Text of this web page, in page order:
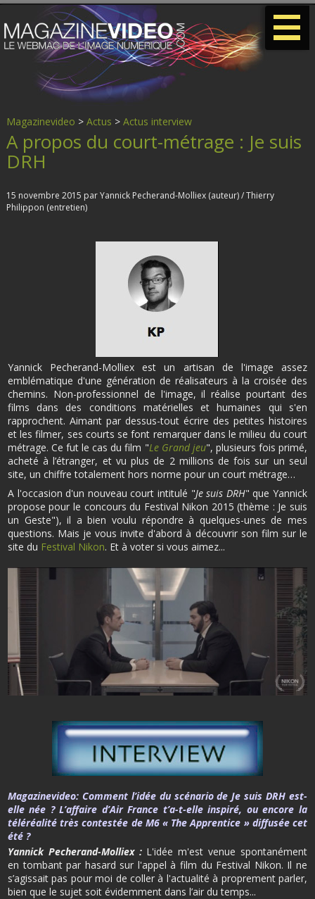
Magazinevideo > Actus > Actus interview
A propos du court-métrage : Je suis
DRH
15 novembre 2015 par Yannick Pecherand-Molliex (auteur) / Thierry
Philippon (entretien)
Yannick Pecherand-Molliex est un artisan de l'image assez
emblématique d'une génération de réalisateurs à la croisée des
chemins. Non-professionnel de l'image, il réalise pourtant des
films dans des conditions matérielles et humaines qui s'en
rapprochent. Aimant par dessus-tout écrire des petites histoires
et les filmer, ses courts se font remarquer dans le milieu du court
métrage. Ce fut le cas du film "Le Grand jeu", plusieurs fois primé,
acheté à l’étranger, et vu plus de 2 millions de fois sur un seul
site, un chiffre totalement hors norme pour un court métrage…
A l'occasion d'un nouveau court intitulé "Je suis DRH" que Yannick
propose pour le concours du Festival Nikon 2015 (thème : Je suis
un Geste"), il a bien voulu répondre à quelques-unes de mes
questions. Mais je vous invite d'abord à découvrir son film sur le
site du Festival Nikon. Et à voter si vous aimez...
Magazinevideo: Comment l’idée du scénario deJe suis DRH est-
elle née ? L’affaire d’Air France t’a-t-elle inspiré, ou encore la
téléréalité très contestée de M6 « The Apprentice » diffusée cet
été ?
Yannick Pecherand-Molliex : L'idée m'est venue spontanément
en tombant par hasard sur l'appel à film du Festival Nikon. Il ne
s’agissait pas pour moi de coller à l'actualité à proprement parler,
bien que le sujet soit évidemment dans l’air du temps...
-
-
-